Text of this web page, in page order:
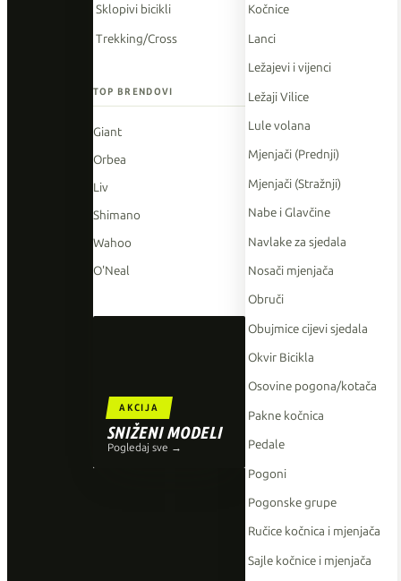
Sklopivi bicikli
Trekking/Cross
TOP BRENDOVI
Giant
Orbea
Liv
Shimano
Wahoo
O'Neal
AKCIJA
SNIŽENI MODELI
Pogledaj sve →
Kočnice
Lanci
Ležajevi i vijenci
Ležaji Vilice
Lule volana
Mjenjači (Prednji)
Mjenjači (Stražnji)
Nabe i Glavčine
Navlake za sjedala
Nosači mjenjača
Obruči
Obujmice cijevi sjedala
Okvir Bicikla
Osovine pogona/kotača
Pakne kočnica
Pedale
Pogoni
Pogonske grupe
Ručice kočnica i mjenjača
Sajle kočnice i mjenjača